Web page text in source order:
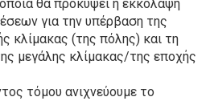
θα προκύψει η εκκόλαψη
για την υπέρβαση της
κλίμακας (της πόλης) και τη
μεγάλης κλίμακας/της εποχής
τόμου ανιχνεύουμε το